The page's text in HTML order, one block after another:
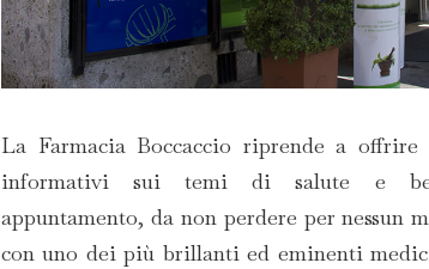
La Farmacia Boccaccio riprende a
informativi sui temi di salute e
appuntamento, da non perdere per nessun
con uno dei più brillanti ed eminenti